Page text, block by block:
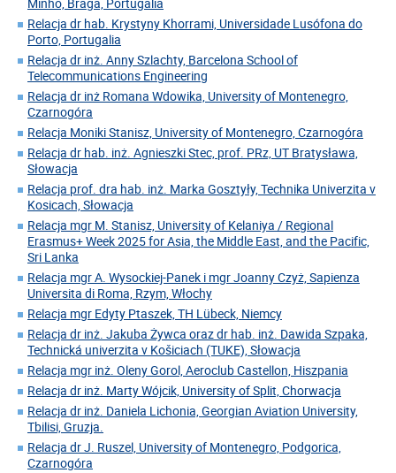
Relacja dr hab. Krystyny Khorrami, Universidade Lusófona do
Porto, Portugalia
Relacja dr inż. Anny Szlachty, Barcelona School of
Telecommunications Engineering
Relacja dr inż Romana Wdowika, University of Montenegro,
Czarnogóra
Relacja Moniki Stanisz, University of Montenegro, Czarnogóra
Relacja dr hab. inż. Agnieszki Stec, prof. PRz, UT Bratysława,
Słowacja
Relacja prof. dra hab. inż. Marka Gosztyły, Technika Univerzita v
Kosicach, Słowacja
Relacja mgr M. Stanisz, University of Kelaniya / Regional
Erasmus+ Week 2025 for Asia, the Middle East, and the Pacific,
Sri Lanka
Relacja mgr A. Wysockiej-Panek i mgr Joanny Czyż, Sapienza
Universita di Roma, Rzym, Włochy
Relacja mgr Edyty Ptaszek, TH Lübeck, Niemcy
Relacja dr inż. Jakuba Żywca oraz dr hab. inż. Dawida Szpaka,
Technická univerzita v Košiciach (TUKE), Słowacja
Relacja mgr inż. Oleny Gorol, Aeroclub Castellon, Hiszpania
Relacja dr inż. Marty Wójcik, University of Split, Chorwacja
Relacja dr inż. Daniela Lichonia, Georgian Aviation University,
Tbilisi, Gruzja.
Relacja dr J. Ruszel, University of Montenegro, Podgorica,
Czarnogóra